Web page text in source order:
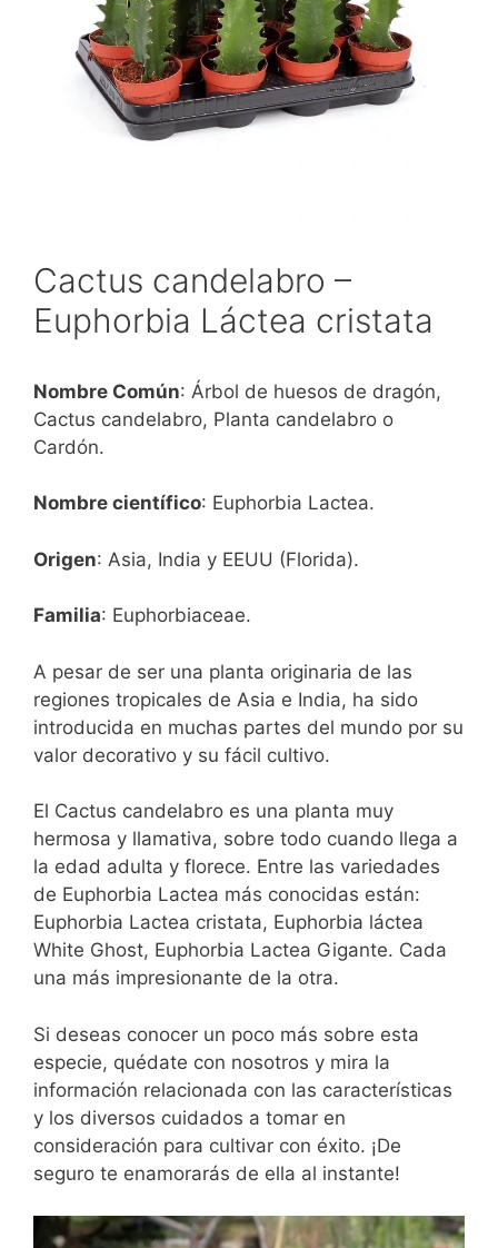
Cactus candelabro –
Euphorbia Láctea cristata
Nombre Común: Árbol de huesos de dragón,
Cactus candelabro, Planta candelabro o
Cardón.
Nombre científico: Euphorbia Lactea.
Origen: Asia, India y EEUU (Florida).
Familia: Euphorbiaceae.
A pesar de ser una planta originaria de las
regiones tropicales de Asia e India, ha sido
introducida en muchas partes del mundo por su
valor decorativo y su fácil cultivo.
El Cactus candelabro es una planta muy
hermosa y llamativa, sobre todo cuando llega a
la edad adulta y florece. Entre las variedades
de Euphorbia Lactea más conocidas están:
Euphorbia Lactea cristata, Euphorbia láctea
White Ghost, Euphorbia Lactea Gigante. Cada
una más impresionante de la otra.
Si deseas conocer un poco más sobre esta
especie, quédate con nosotros y mira la
información relacionada con las características
y los diversos cuidados a tomar en
consideración para cultivar con éxito. ¡De
seguro te enamorarás de ella al instante!